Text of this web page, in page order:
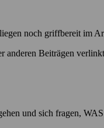
liegen noch griffbereit im
anderen Beiträgen
und sich fragen,